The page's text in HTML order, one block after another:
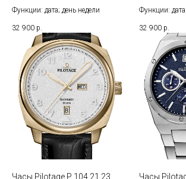
Функции: дата; день недели
32 900 р.
Функции:
32 900 р.
Часы Pilotage P 104.21.23 Часы